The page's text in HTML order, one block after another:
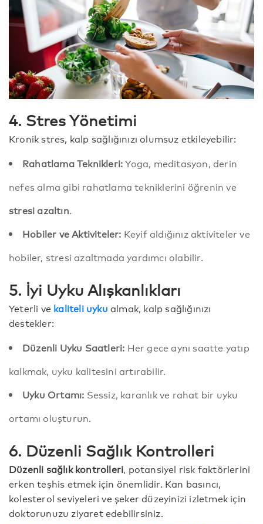
4. Stres Yönetimi
Kronik stres, kalp sağlığınızı olumsuz etkileyebilir:
Rahatlama Teknikleri:Yoga, meditasyon, derin
nefes alma gibi rahatlama tekniklerini öğrenin ve
stresi azaltın.
Hobiler ve Aktiviteler: Keyif aldığınız aktiviteler ve
hobiler, stresi azaltmada yardımcı olabilir.
5. İyi Uyku Alışkanlıkları
Yeterli ve kaliteli uyku almak, kalp sağlığınızı
destekler:
Düzenli Uyku Saatleri: Her gece aynı saatte yatıp
kalkmak, uyku kalitesini artırabilir.
Uyku Ortamı: Sessiz, karanlık ve rahat bir uyku
ortamı oluşturun.
6. Düzenli Sağlık Kontrolleri
Düzenli sağlık kontrolleri, potansiyel risk faktörlerini
erken teşhis etmek için önemlidir. Kan basıncı,
kolesterol seviyeleri ve şeker düzeyinizi izletmek için
doktorunuzu ziyaret edebilirsiniz.